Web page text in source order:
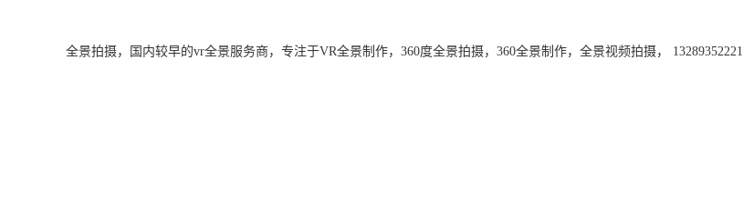
全景拍摄，国内较早的vr全景服务商，专注于VR全景制作，360度全景拍摄，360全景制作，全景视频拍摄， 13289352221